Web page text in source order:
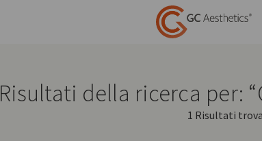
Risultati della ricerca per:
1 Risultati